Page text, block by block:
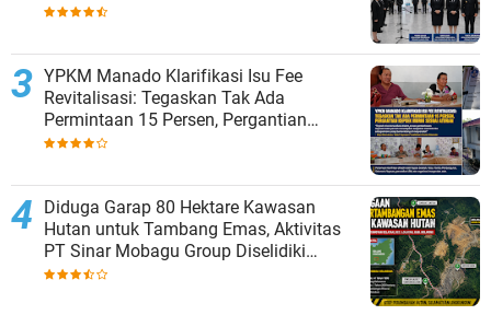
YPKM Manado Klarifikasi Isu Fee
Revitalisasi: Tegaskan Tak Ada
Permintaan 15 Persen, Pergantian
Kepsek Murni Sesuai Aturan
Diduga Garap 80 Hektare Kawasan
Hutan untuk Tambang Emas, Aktivitas
PT Sinar Mobagu Group Diselidiki
Aparat